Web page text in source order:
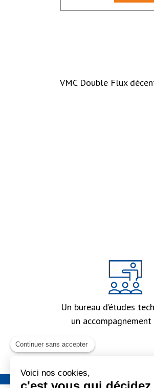
Continuer sans accepter
Voici nos cookies,
VMC Double Flux
Un bureau d’études
un